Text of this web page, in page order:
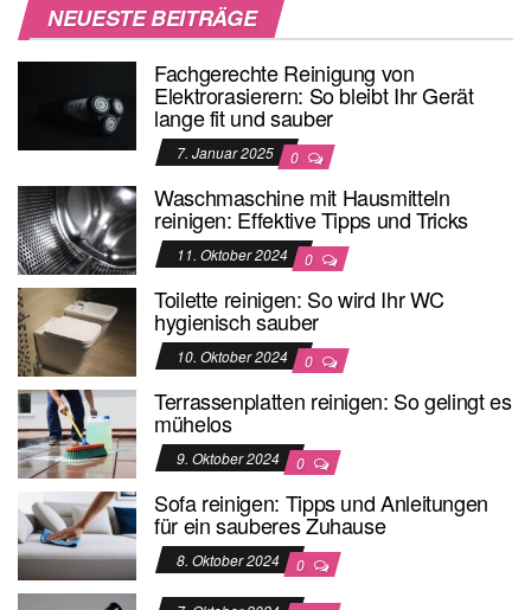
NEUESTE BEITRÄGE
Fachgerechte Reinigung von
Elektrorasierern: So bleibt Ihr Gerät
lange fit und sauber
7. Januar 2025 0
Waschmaschine mit Hausmitteln
reinigen: Effektive Tipps und Tricks
11. Oktober 2024 0
Toilette reinigen: So wird Ihr WC
hygienisch sauber
10. Oktober 2024 0
Terrassenplatten reinigen: So gelingt es
mühelos
9. Oktober 2024 0
Sofa reinigen: Tipps und Anleitungen
für ein sauberes Zuhause
8. Oktober 2024 0